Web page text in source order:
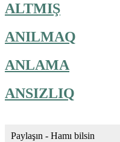
ALTMIŞ
ANILMAQ
ANLAMA
ANSIZLIQ
Paylaşın - Hamı bilsin